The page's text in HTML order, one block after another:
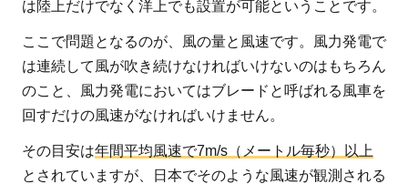
は陸上だけでなく洋上でも設置が可能ということです。
ここで問題となるのが、風の量と風速です。風力発電で
は連続して風が吹き続けなければいけないのはもちろん
のこと、風力発電においてはブレードと呼ばれる風車を
回すだけの風速がなければいけません。
その目安は年間平均風速で7m/s（メートル毎秒）以上
とされていますが、日本でそのような風速が観測される